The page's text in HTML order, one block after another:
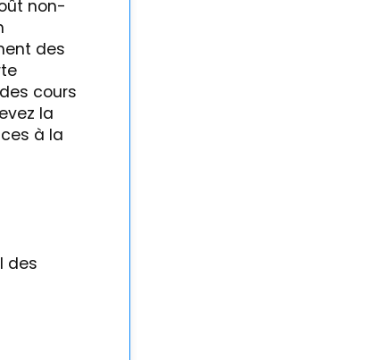
non-
des
cours
la
à la
des